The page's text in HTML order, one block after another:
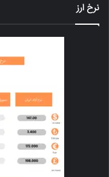
نرخ ارز